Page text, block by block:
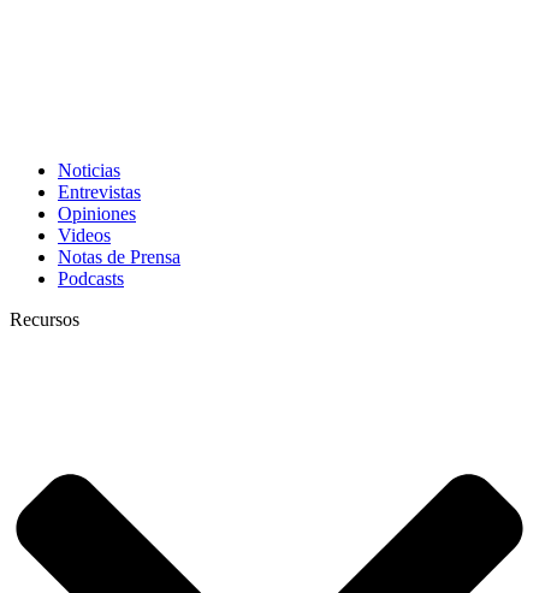
Noticias
Entrevistas
Opiniones
Videos
Notas de Prensa
Podcasts
Recursos